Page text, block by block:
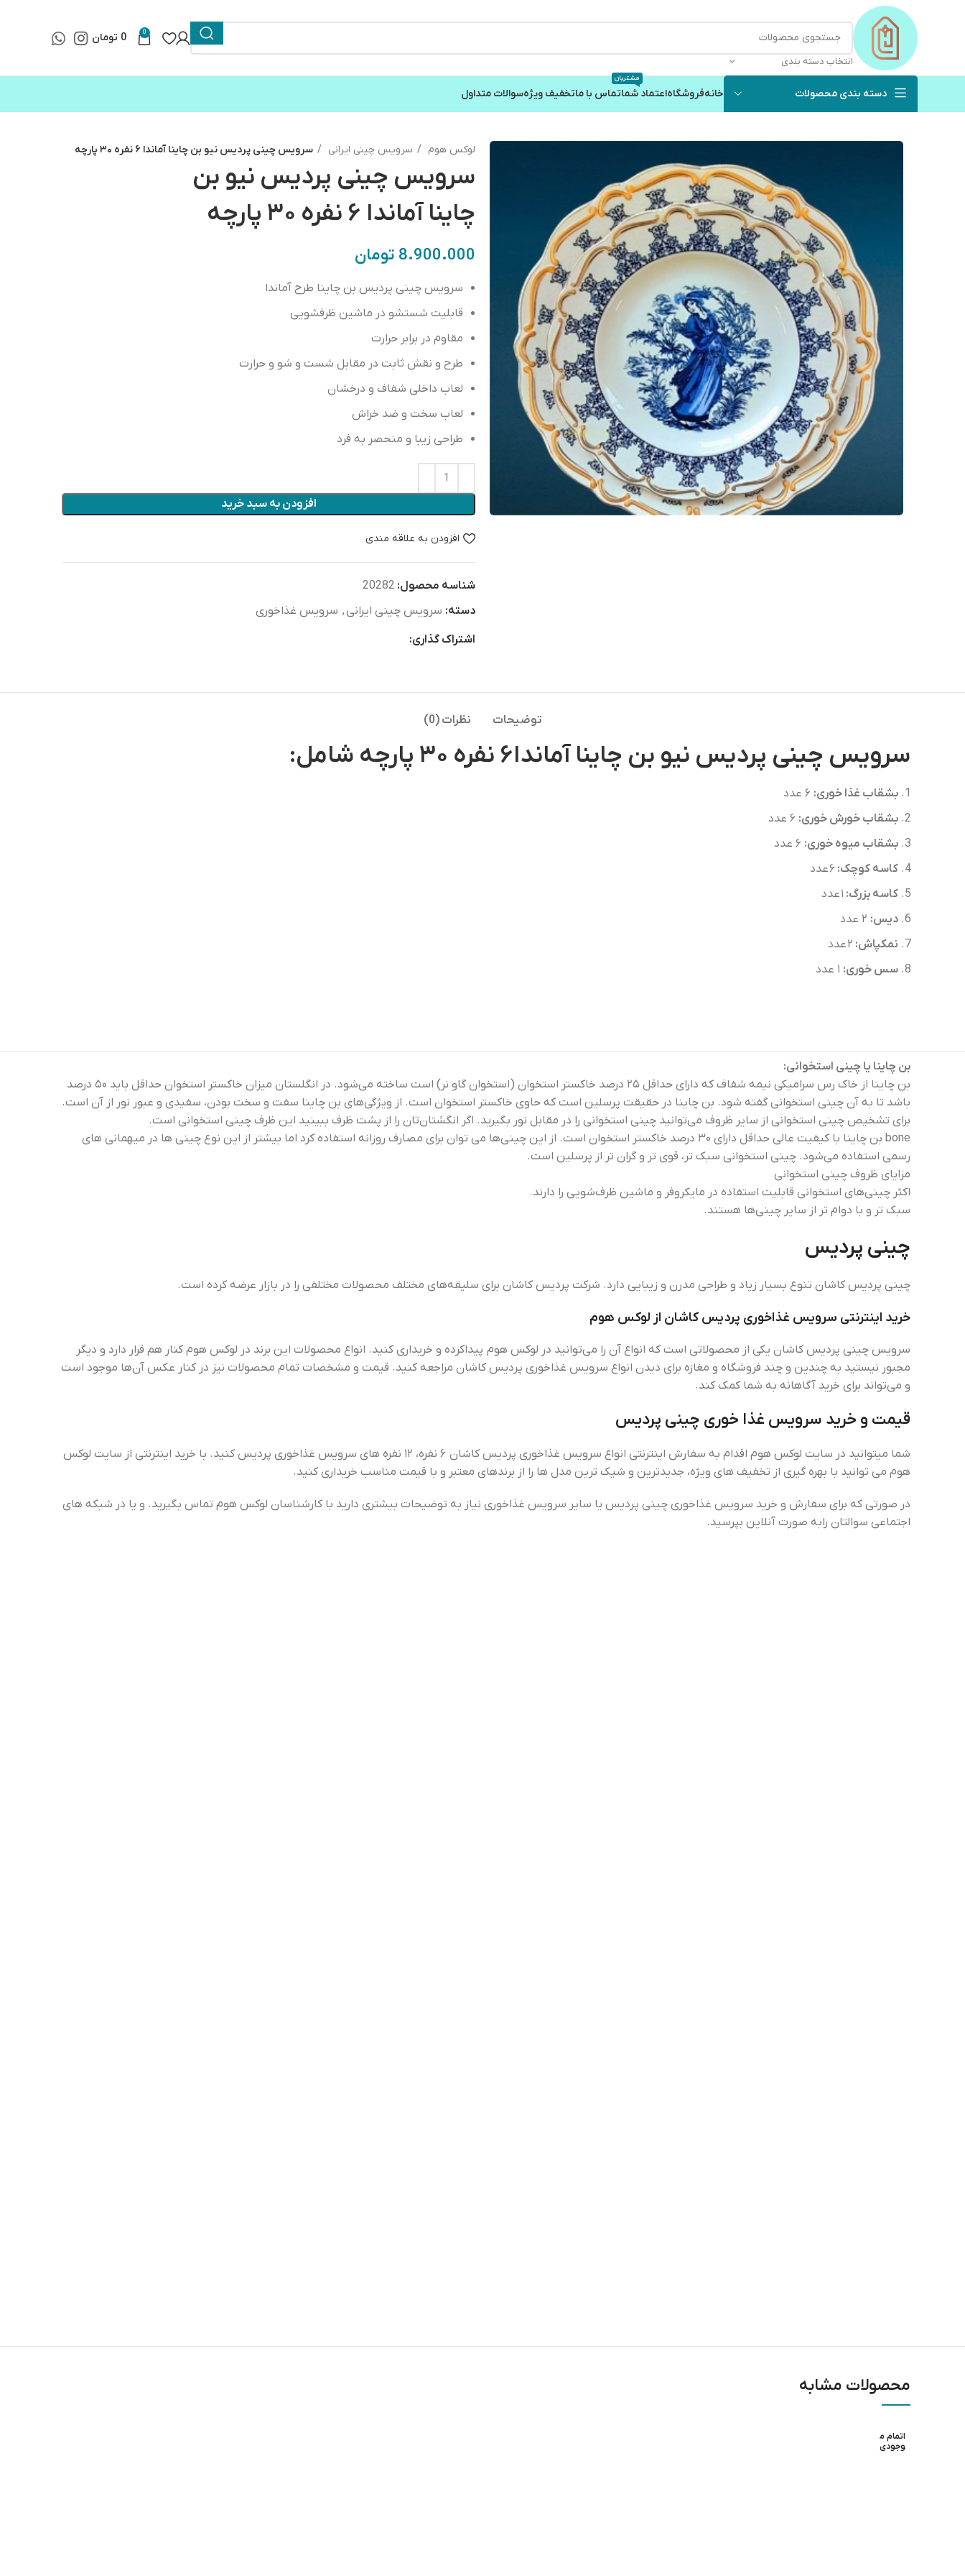
انتخاب دسته بندی
0
0 تومان
دسته بندی محصولات خانهفروشگاهاعتماد شما
مشتریان
تماس با ماتخفیف ویژهسوالات متداول
لوکس هوم سرویس چینی ایرانی سرویس چینی پردیس نیو بن چاینا آماندا ۶ نفره ۳۰ پارچه
سرویس چینی پردیس نیو بن
چاینا آماندا ۶ نفره ۳۰ پارچه
8.900.000 تومان
سرویس چینی پردیس بن چاینا طرح آماندا
قابلیت شستشو در ماشین ظرفشویی
مقاوم در برابر حرارت
طرح و نقش ثابت در مقابل شست و شو و حرارت
لعاب داخلی شفاف و درخشان
لعاب سخت و ضد خراش
طراحی زیبا و منحصر به فرد
افزودن به سبد خرید
افزودن به علاقه مندی
شناسه محصول: 20282
دسته: سرویس چینی ایرانی, سرویس غذاخوری
اشتراک گذاری:
توضیحات نظرات (0)
سرویس چینی پردیس نیو بن چاینا آماندا۶ نفره ۳۰ پارچه شامل:
بشقاب غذا خوری:
بشقاب خورش خوری:
بشقاب میوه خوری:
کاسه کوچک: ۶ عدد
کاسه بزرگ: ۱ عدد
دیس:
نمکپاش: ۲ عدد
سس خوری:
بن چاینا یا چینی استخوانی:
بن چاینا از خاک رس سرامیکی نیمه شفاف که دارای حداقل ۲۵ درصد خاکستر استخوان (استخوان گاو نر) است ساخته می‌شود. در انگلستان میزان خاکستر استخوان حداقل باید ۵۰ درصد
باشد تا به آن چینی استخوانی گفته شود. بن چاینا در حقیقت پرسلین است که حاوی خاکستر استخوان است. از ویژگی‌های بن چاینا سفت و سخت بودن، سفیدی و عبور نور از آن است.
برای تشخیص چینی استخوانی از سایر ظروف می‌توانید چینی استخوانی را در مقابل نور بگیرید. اگر انگشتان‌تان را از پشت ظرف ببینید این ظرف چینی استخوانی است.
bone بن چاینا با کیفیت عالی حداقل دارای ۳۰ درصد خاکستر استخوان است. از این چینی‌ها می توان برای مصارف روزانه استفاده کرد اما بیشتر از این نوع چینی ها در میهمانی های
رسمی استفاده می‌شود. چینی استخوانی سبک تر، قوی تر و گران تر از پرسلین است.
مزایای ظروف چینی استخوانی
اکثر چینی‌های استخوانی قابلیت استفاده در مایکروفر و ماشین ظرف‌شویی را دارند.
سبک تر و با دوام تر از سایر چینی‌ها هستند.
چینی پردیس
چینی پردیس کاشان تنوع بسیار زیاد و طراحی مدرن و زیبایی دارد. شرکت پردیس کاشان برای سلیقه‌های مختلف محصولات مختلفی را در بازار عرضه کرده است.
خرید اینترنتی سرویس غذاخوری پردیس کاشان از لوکس هوم
سرویس چینی پردیس کاشان یکی از محصولاتی است که انواع آن را می‌توانید در لوکس هوم پیداکرده و خریداری کنید. انواع محصولات این برند در لوکس هوم کنار هم قرار دارد و دیگر
مجبور نیستید به چندین و چند فروشگاه و مغازه برای دیدن انواع سرویس غذاخوری پردیس کاشان مراجعه کنید. قیمت و مشخصات تمام محصولات نیز در کنار عکس آن‌ها موجود است
و می‌تواند برای خرید آگاهانه به شما کمک کند.
قیمت و خرید سرویس غذا خوری چینی پردیس
شما میتوانید در سایت لوکس هوم اقدام به سفارش اینترنتی انواع سرویس غذاخوری پردیس کاشان ۶ نفره، ۱۲ نفره های سرویس غذاخوری پردیس کنید. با خرید اینترنتی از سایت لوکس
هوم می توانید با بهره گیری از تخفیف های ویژه، جدیدترین و شیک ترین مدل ها را از برندهای معتبر و با قیمت مناسب خریداری کنید.
در صورتی که برای سفارش و خرید سرویس غذاخوری چینی پردیس یا سایر سرویس غذاخوری نیاز به توضیحات بیشتری دارید با کارشناسان لوکس هوم تماس بگیرید. و یا در شبکه های
اجتماعی سوالتان رابه صورت آنلاین بپرسید.
محصولات مشابه
اتمام م
وجودی